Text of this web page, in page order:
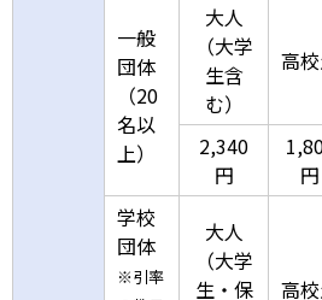
一般
団体
（20
名以
上）
大人
（大学
生含
む）
高
2,340
円
円
学校
団体
※引率
大人
（大学
生・保
高